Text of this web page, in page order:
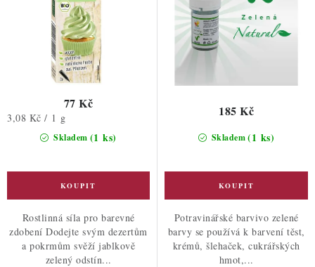
Podmínky ochrany osobních údajů
Skladem (1 ks)
77 Kč
Měrná
3,08 Kč / 1 g
Rostlinná síla pro barevné
zdobení Dodejte svým dezertům
a pokrmům svěží jablkově
zelený odstín...
Skladem(1 ks)
185 Kč
Potravinářské barvivo zelené
barvy se používá k barvení těst,
krémů, šlehaček, cukrářských
hmot,...